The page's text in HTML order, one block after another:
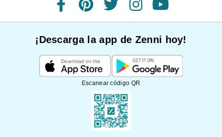
FacebookPinterestTwitterInstagramYouTube
¡Descarga la app de Zenni hoy!
Escanear código QR